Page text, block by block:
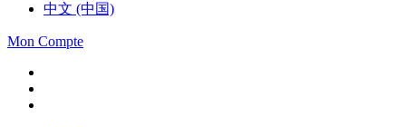
中文 (中国)
Mon Compte